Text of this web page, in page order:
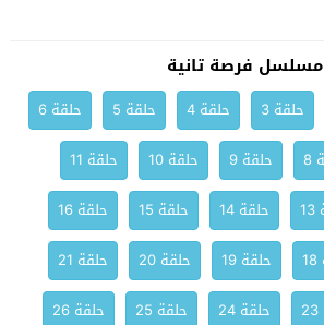
مسلسل فرصة تانية
حلقة 3 حلقة 4 حلقة 5
حلقة 6
8 حلقة 9 حلقة 10
حلقة 11
حلقة 14 حلقة 15
حلقة 16
حلقة 19 حلقة 20
حلقة 21
حلقة 24 حلقة 25
حلقة 26